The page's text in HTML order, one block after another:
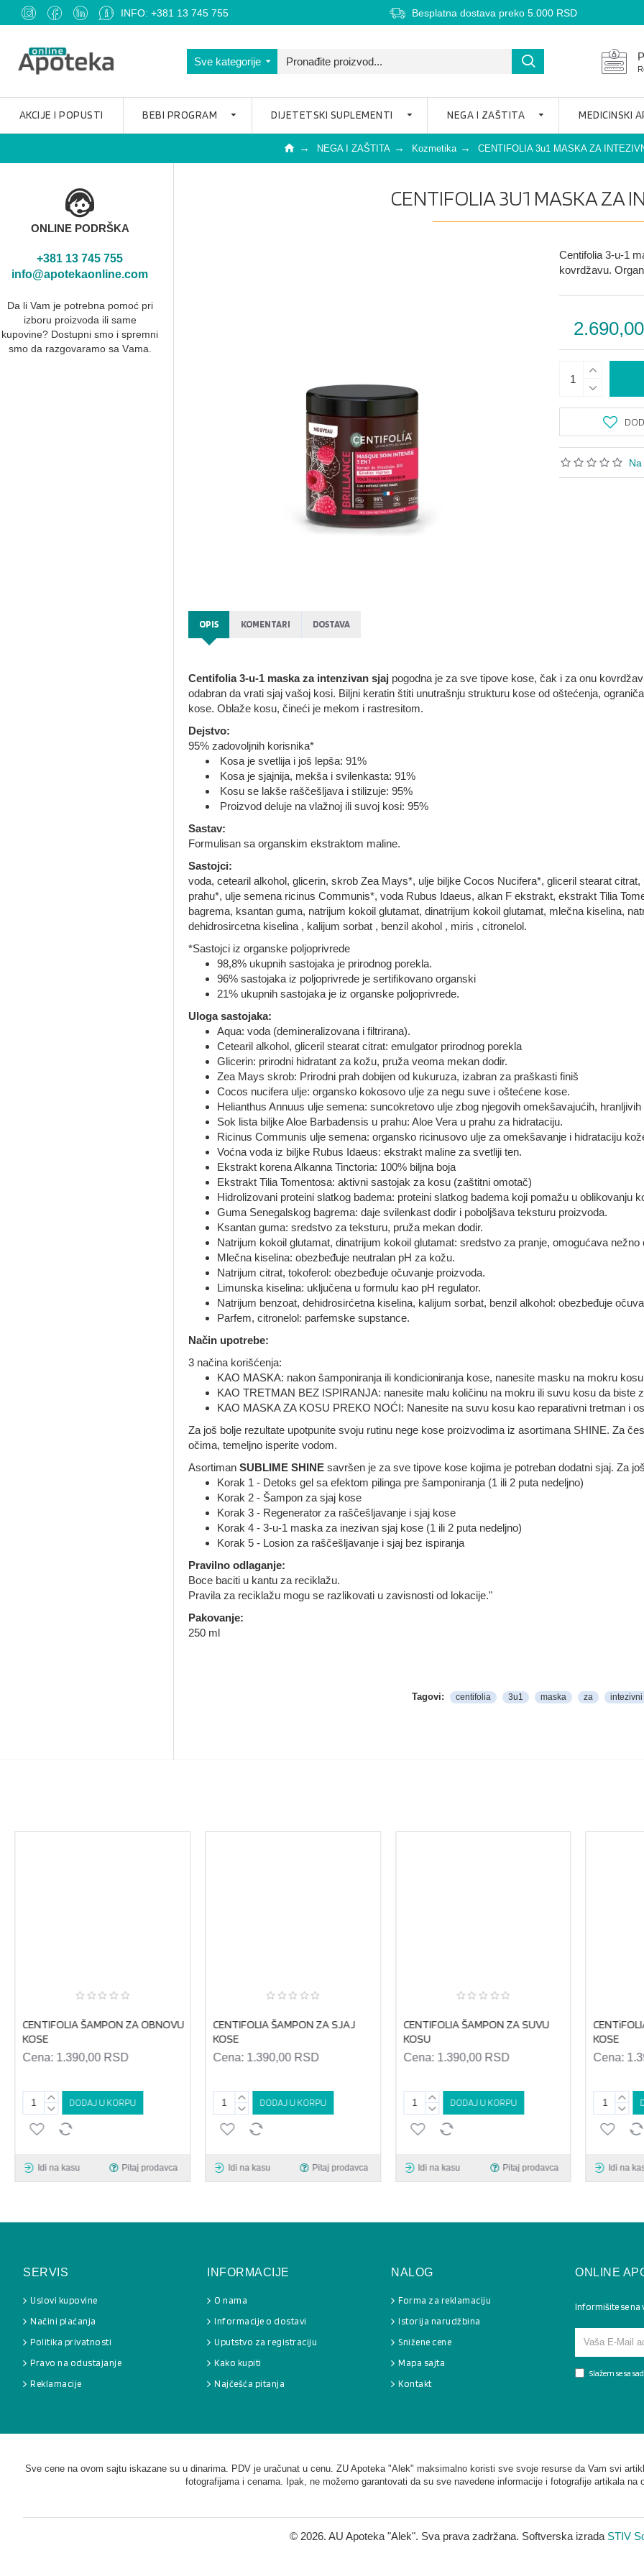
INFO: +381 13 745 755 Besplatna dostava preko 5.000 RSD
Sve kategorije
AKCIJE I POPUSTI BEBI PROGRAM DIJETETSKI SUPLEMENTI NEGA I ZAŠTITA MEDICINSKI
NEGA I ZAŠTITA Kozmetika CENTIFOLIA 3u1 MASKA ZA
ONLINE PODRŠKA
+381 13 745 755
info@apotekaonline.com
Da li Vam je potrebna pomoć pri
izboru proizvoda ili same
kupovine? Dostupni smo i spremni
smo dа rаzgovаrаmo sа Vаmа.
CENTIFOLIA 3U1 MASKA ZA
Centifolia 3-u-1
kovrdžavu.
OPIS KOMENTARI DOSTAVA
Centifolia 3-u-1 maska za intenzivan sjaj pogodna je za sve tipove kose, čak i za onu
odabran da vrati sjaj vašoj kosi. Biljni keratin štiti unutrašnju strukturu kose od oštećenja,
kose. Oblaže kosu, čineći je mekom i rastresitom.
Dejstvo:
95% zadovoljnih korisnika*
Kosa je svetlija i još lepša: 91%
Kosa je sjajnija, mekša i svilenkasta: 91%
Kosu se lakše raščešljava i stilizuje: 95%
Proizvod deluje na vlažnoj ili suvoj kosi: 95%
Sastav:
Formulisan sa organskim ekstraktom maline.
Sastojci:
voda, cetearil alkohol, glicerin, skrob Zea Mays*, ulje biljke Cocos Nucifera*, gliceril stearat
prahu*, ulje semena ricinus Communis*, voda Rubus Idaeus, alkan F ekstrakt, ekstrakt Tilia
bagrema, ksantan guma, natrijum kokoil glutamat, dinatrijum kokoil glutamat, mlečna kiselina,
dehidrosircetna kiselina , kalijum sorbat , benzil akohol , miris , citronelol.
*Sastojci iz organske poljoprivrede
98,8% ukupnih sastojaka je prirodnog porekla.
96% sastojaka iz poljoprivrede je sertifikovano organski
21% ukupnih sastojaka je iz organske poljoprivrede.
Uloga sastojaka:
Aqua: voda (demineralizovana i filtrirana).
Cetearil alkohol, gliceril stearat citrat: emulgator prirodnog porekla
Glicerin: prirodni hidratant za kožu, pruža veoma mekan dodir.
Zea Mays skrob: Prirodni prah dobijen od kukuruza, izabran za praškasti finiš
Cocos nucifera ulje: organsko kokosovo ulje za negu suve i oštećene kose.
Helianthus Annuus ulje semena: suncokretovo ulje zbog njegovih omekšavajućih,
Sok lista biljke Aloe Barbadensis u prahu: Aloe Vera u prahu za hidrataciju.
Ricinus Communis ulje semena: organsko ricinusovo ulje za omekšavanje i hidrataciju
Voćna voda iz biljke Rubus Idaeus: ekstrakt maline za svetliji ten.
Ekstrakt korena Alkanna Tinctoria: 100% biljna boja
Ekstrakt Tilia Tomentosa: aktivni sastojak za kosu (zaštitni omotač)
Hidrolizovani proteini slatkog badema: proteini slatkog badema koji pomažu u oblikovanju
Guma Senegalskog bagrema: daje svilenkast dodir i poboljšava teksturu proizvoda.
Ksantan guma: sredstvo za teksturu, pruža mekan dodir.
Natrijum kokoil glutamat, dinatrijum kokoil glutamat: sredstvo za pranje, omogućava nežno
Mlečna kiselina: obezbeđuje neutralan pH za kožu.
Natrijum citrat, tokoferol: obezbeđuje očuvanje proizvoda.
Limunska kiselina: uključena u formulu kao pH regulator.
Natrijum benzoat, dehidrosirćetna kiselina, kalijum sorbat, benzil alkohol: obezbeđuje
Parfem, citronelol: parfemske supstance.
Način upotrebe:
3 načina korišćenja:
KAO MASKA: nakon šamponiranja ili kondicioniranja kose, nanesite masku na mokru
KAO TRETMAN BEZ ISPIRANJA: nanesite malu količinu na mokru ili suvu kosu da biste
KAO MASKA ZA KOSU PREKO NOĆI: Nanesite na suvu kosu kao reparativni tretman i
Za još bolje rezultate upotpunite svoju rutinu nege kose proizvodima iz asortimana SHINE. Za
očima, temeljno isperite vodom.
Asortiman SUBLIME SHINE savršen je za sve tipove kose kojima je potreban dodatni sjaj. Za
Korak 1 - Detoks gel sa efektom pilinga pre šamponiranja (1 ili 2 puta nedeljno)
Korak 2 - Šampon za sjaj kose
Korak 3 - Regenerator za raščešljavanje i sjaj kose
Korak 4 - 3-u-1 maska za inezivan sjaj kose (1 ili 2 puta nedeljno)
Korak 5 - Losion za raščešljavanje i sjaj bez ispiranja
Pravilno odlaganje:
Boce baciti u kantu za reciklažu.
Pravila za reciklažu mogu se razlikovati u zavisnosti od lokacije."
Pakovanje:
250 ml
Tagovi: centifolia 3u1 maska za intezivni
CENTIFOLIA ŠAMPON ZA OBNOVU
KOSE
Cena: 1.390,00 RSD
DODAJ U KORPU
Idi na kasu Pitaj prodavca
CENTIFOLIA ŠAMPON ZA SJAJ
KOSE
Cena: 1.390,00 RSD
DODAJ U KORPU
Idi na kasu Pitaj prodavca
CENTIFOLIA ŠAMPON ZA SUVU
KOSU
Cena: 1.390,00 RSD
DODAJ U KORPU
Idi na kasu Pitaj prodavca
KOSE
Cena:
Idi na
SERVIS
Uslovi kupovine
Načini plaćanja
Politika privatnosti
Pravo na odustajanje
Reklamacije
INFORMACIJE
O nama
Informacije o dostavi
Uputstvo za registraciju
Kako kupiti
Najčešća pitanja
NALOG
Forma za reklamaciju
Istorija narudžbina
Snižene cene
Mapa sajta
Kontakt
ONLINE
Informišite se na
Slažem se sa
Sve cene na ovom sajtu iskazane su u dinarima. PDV je uračunat u cenu. ZU Apoteka "Alek" maksimalno koristi sve svoje resurse da Vam svi
fotografijama i cenama. Ipak, ne možemo garantovati da su sve navedene informacije i fotografije artikala na
© 2026. AU Apoteka "Alek". Sva prava zadržana. Softverska izrada STIV